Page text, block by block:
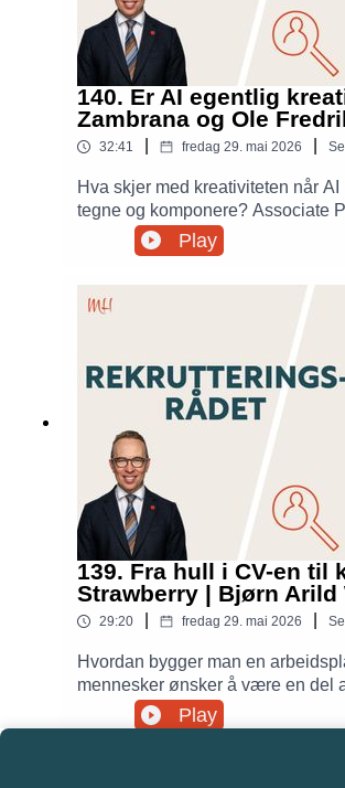
140. Er AI egentlig
Zambrana og Ole
32:41 fredag 29. mai 2026
Hva skjer med kreativiteten når AI
tegne og komponere? Associate
Zambrana ved University of Oslo
jazzpianist og foredragsholder Ole
hvorfor menneskelig nysgjerrighet
Play
139. Fra hull i CV-en til
Strawberry | Bjørn Arild
29:20 fredag 29. mai 2026
Hvordan bygger man en
mennesker ønsker å være en del
Wisth, viseadministrerende
deler erfaringer om
Play